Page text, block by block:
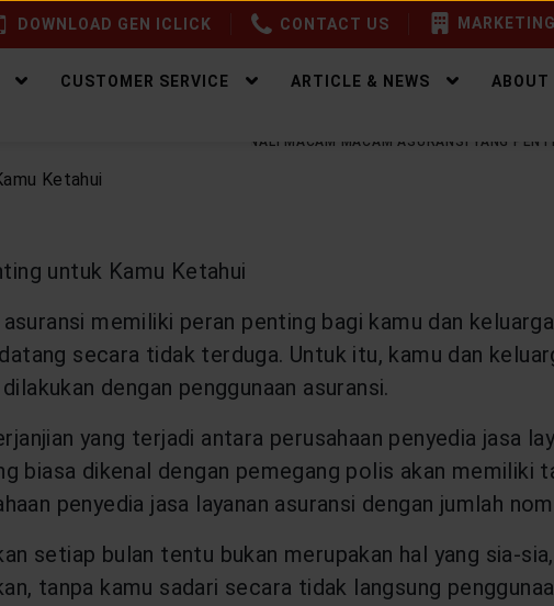
DOWNLOAD GEN ICLICK CONTACT US
CUSTOMER SERVICE ARTICLE & NEWS ABOUT
KENALI MACAM MACAM ASURANSI YANG
untuk Kamu Ketahui
memiliki peran penting bagi kamu dan
secara tidak terduga. Untuk itu, kamu dan
dengan penggunaan asuransi.
yang terjadi antara perusahaan penyedia jasa
biasa dikenal dengan pemegang polis akan memiliki
penyedia jasa layanan asuransi dengan jumlah
setiap bulan tentu bukan merupakan hal yang sia-
tanpa kamu sadari secara tidak langsung